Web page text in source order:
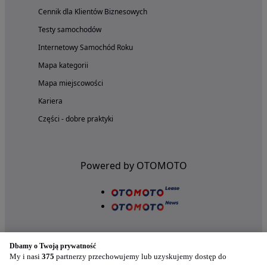
Cennik dla Klientów Biznesowych
Testy samochodów
Internetowy Samochód Roku
Mapa kategorii
Mapa miejscowości
Kariera
Części - dobre praktyki
Powered by OTOMOTO
Dbamy o Twoją prywatność
My i nasi 375 partnerzy przechowujemy lub uzyskujemy dostęp do